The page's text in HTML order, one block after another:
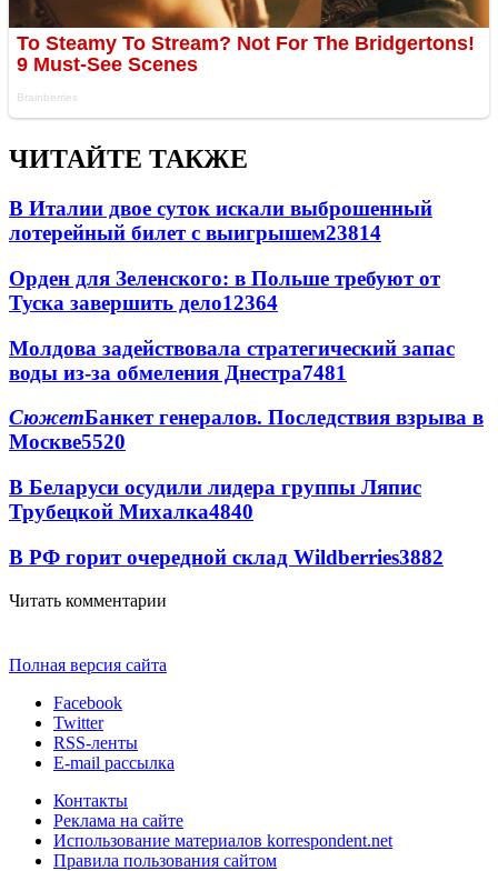
ЧИТАЙТЕ ТАКЖЕ
В Италии двое суток искали выброшенный
лотерейный билет с выигрышем23814
Орден для Зеленского: в Польше требуют от
Туска завершить дело12364
Молдова задействовала стратегический запас
воды из-за обмеления Днестра7481
СюжетБанкет генералов. Последствия взрыва в
Москве5520
В Беларуси осудили лидера группы Ляпис
Трубецкой Михалка4840
В РФ горит очередной склад Wildberries3882
Читать комментарии
Полная версия сайта
Facebook
Twitter
RSS-ленты
E-mail рассылка
Контакты
Реклама на сайте
Использование материалов korrespondent.net
Правила пользования сайтом